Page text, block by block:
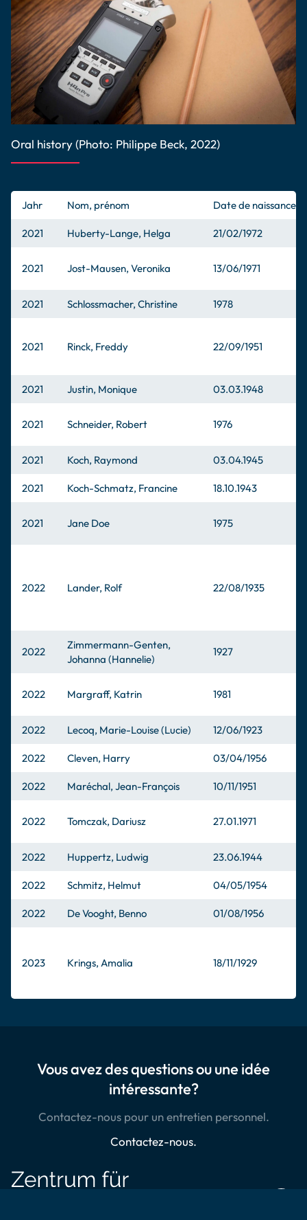
Oral history (Photo: Philippe Beck, 2022)
Jahr Nom, prénom Date de naissance
2021 Huberty-Lange, Helga 21/02/1972
2021 Jost-Mausen, Veronika 13/06/1971
2021 Schlossmacher, Christine 1978
2021 Rinck, Freddy 22/09/1951
2021 Justin, Monique 03.03.1948
2021 Schneider, Robert 1976
2021 Koch, Raymond 03.04.1945
2021 Koch-Schmatz, Francine 18.10.1943
2021 Jane Doe 1975
2022 Lander, Rolf 22/08/1935
2022
Zimmermann-Genten,
Johanna (Hannelie)
1927
2022 Margraff, Katrin 1981
2022 Lecoq, Marie-Louise (Lucie) 12/06/1923
2022 Cleven, Harry 03/04/1956
2022 Maréchal, Jean-François 10/11/1951
2022 Tomczak, Dariusz 27.01.1971
2022 Huppertz, Ludwig 23.06.1944
2022 Schmitz, Helmut 04/05/1954
2022 De Vooght, Benno 01/08/1956
2023 Krings, Amalia 18/11/1929
Vous avez des questions ou une idée
intéressante?
Contactez-nous pour un entretien personnel.
Contactez-nous.